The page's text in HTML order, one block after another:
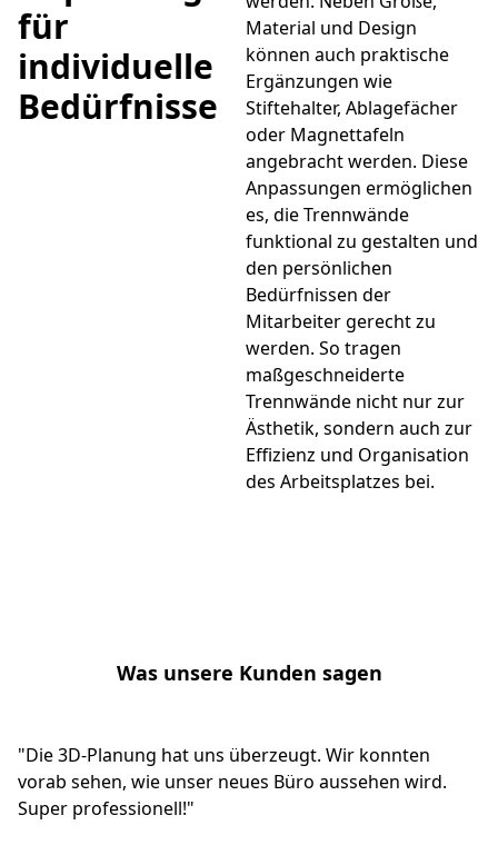
für
individuelle
Bedürfnisse
Material und Design
können auch praktische
Ergänzungen wie
Stiftehalter, Ablagefächer
oder Magnettafeln
angebracht werden. Diese
Anpassungen ermöglichen
es, die Trennwände
funktional zu gestalten und
den persönlichen
Bedürfnissen der
Mitarbeiter gerecht zu
werden. So tragen
maßgeschneiderte
Trennwände nicht nur zur
Ästhetik, sondern auch zur
Effizienz und Organisation
des Arbeitsplatzes bei.
Was unsere Kunden sagen
"Die 3D-Planung hat uns überzeugt. Wir konnten
vorab sehen, wie unser neues Büro aussehen wird.
Super professionell!"